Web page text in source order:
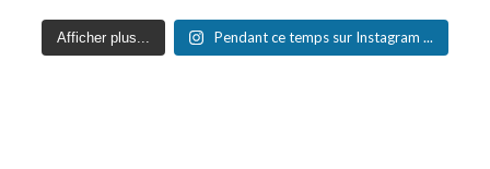
Afficher plus... Pendant ce temps sur Instagram ...